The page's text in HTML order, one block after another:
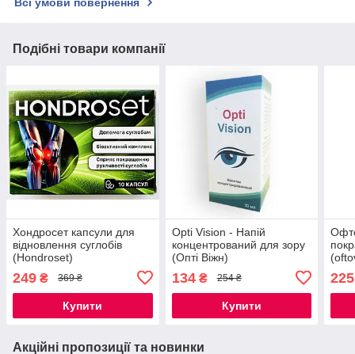
Всі умови повернення
Подібні товари компанії
Хондросет капсули для
відновлення суглобів
(Hondroset)
249 ₴ 369 ₴
Купити
Opti Vision - Напій
концентрований для зору
(Опті Віжн)
134₴ 254 ₴
Купити
225
Акційні пропозиції та новинки